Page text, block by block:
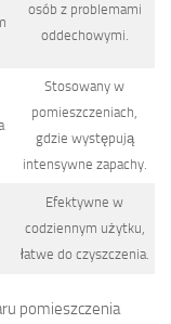
osób z problemami
oddechowymi.
Stosowany w
pomieszczeniach,
gdzie występują
intensywne zapachy.
Efektywne w
codziennym użytku,
łatwe do czyszczenia.
pomieszczenia